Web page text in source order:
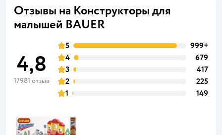
Отзывы на Конструкторы для
малышей BAUER
4,8
17981 отзыв
5
999+
4
679
3
417
2
225
1
149